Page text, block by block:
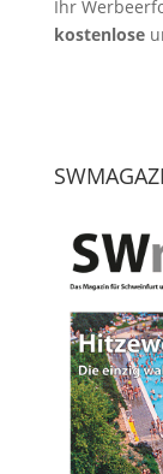
Ihr
kostenlose